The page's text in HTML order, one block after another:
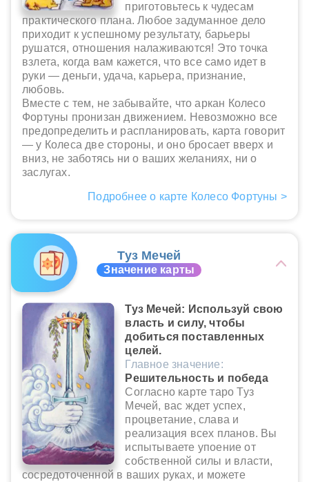
приготовьтесь к чудесам
практического плана. Любое задуманное дело
приходит к успешному результату, барьеры
рушатся, отношения налаживаются! Это точка
взлета, когда вам кажется, что все само идет в
руки — деньги, удача, карьера, признание,
любовь.
Вместе с тем, не забывайте, что аркан Колесо
Фортуны пронизан движением. Невозможно все
предопределить и распланировать, карта говорит
— у Колеса две стороны, и оно бросает вверх и
вниз, не заботясь ни о ваших желаниях, ни о
заслугах.
Подробнее о карте Колесо Фортуны >
Туз Мечей
Значение карты
Туз Мечей: Используй свою
власть и силу, чтобы
добиться поставленных
целей.
Главное значение:
Решительность и победа
Согласно карте таро Туз
Мечей, вас ждет успех,
процветание, слава и
реализация всех планов. Вы
испытываете упоение от
собственной силы и власти,
сосредоточенной в ваших руках, и можете